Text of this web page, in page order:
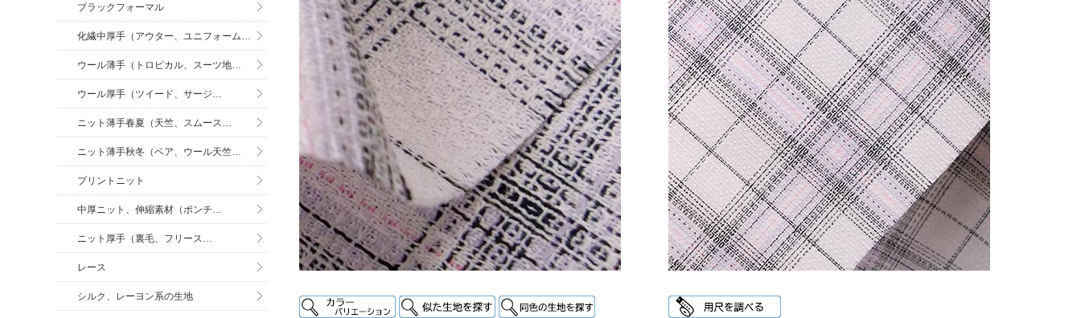
ブラックフォーマル
化繊中厚手（アウター、ユニフォーム…
ウール薄手（トロピカル、スーツ地…
ウール厚手（ツイード、サージ…
ニット薄手春夏（天竺、スムース…
ニット薄手秋冬（ベア、ウール天竺…
プリントニット
中厚ニット、伸縮素材（ポンチ…
ニット厚手（裏毛、フリース…
レース
シルク、レーヨン系の生地